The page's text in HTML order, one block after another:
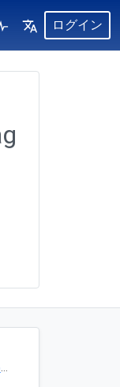
ログイン